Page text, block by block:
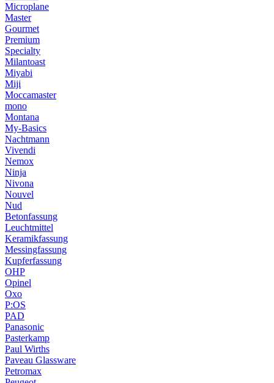
Microplane
Master
Gourmet
Premium
Specialty
Milantoast
Miyabi
Miji
Moccamaster
mono
Montana
My-Basics
Nachtmann
Vivendi
Nemox
Ninja
Nivona
Nouvel
Nud
Betonfassung
Leuchtmittel
Keramikfassung
Messingfassung
Kupferfassung
OHP
Opinel
Oxo
P:OS
PAD
Panasonic
Pasterkamp
Paul Wirths
Paveau Glassware
Petromax